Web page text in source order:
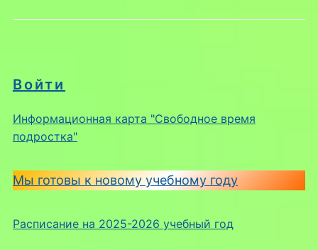
Войти
Информационная карта "Свободное время
подростка"
Мы готовы к новому учебному году
Расписание на 2025-2026 учебный год